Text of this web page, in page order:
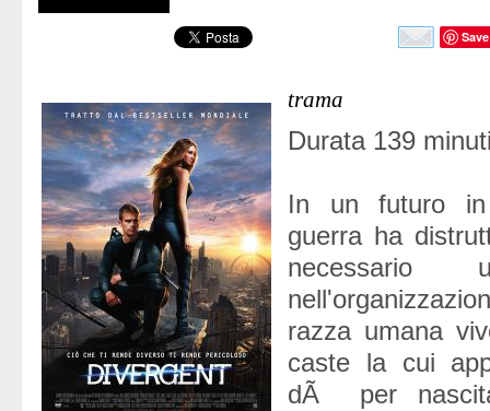
Save
trama
Durata 139
In un futuro
guerra ha
necessario
razza umana
caste la cui
dÃ per